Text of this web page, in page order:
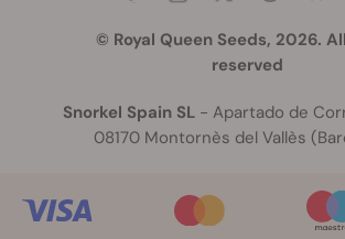
© Royal Queen Seeds, 2026.
reserved
Snorkel Spain SL- Apartado de
08170 Montornès del Vallès